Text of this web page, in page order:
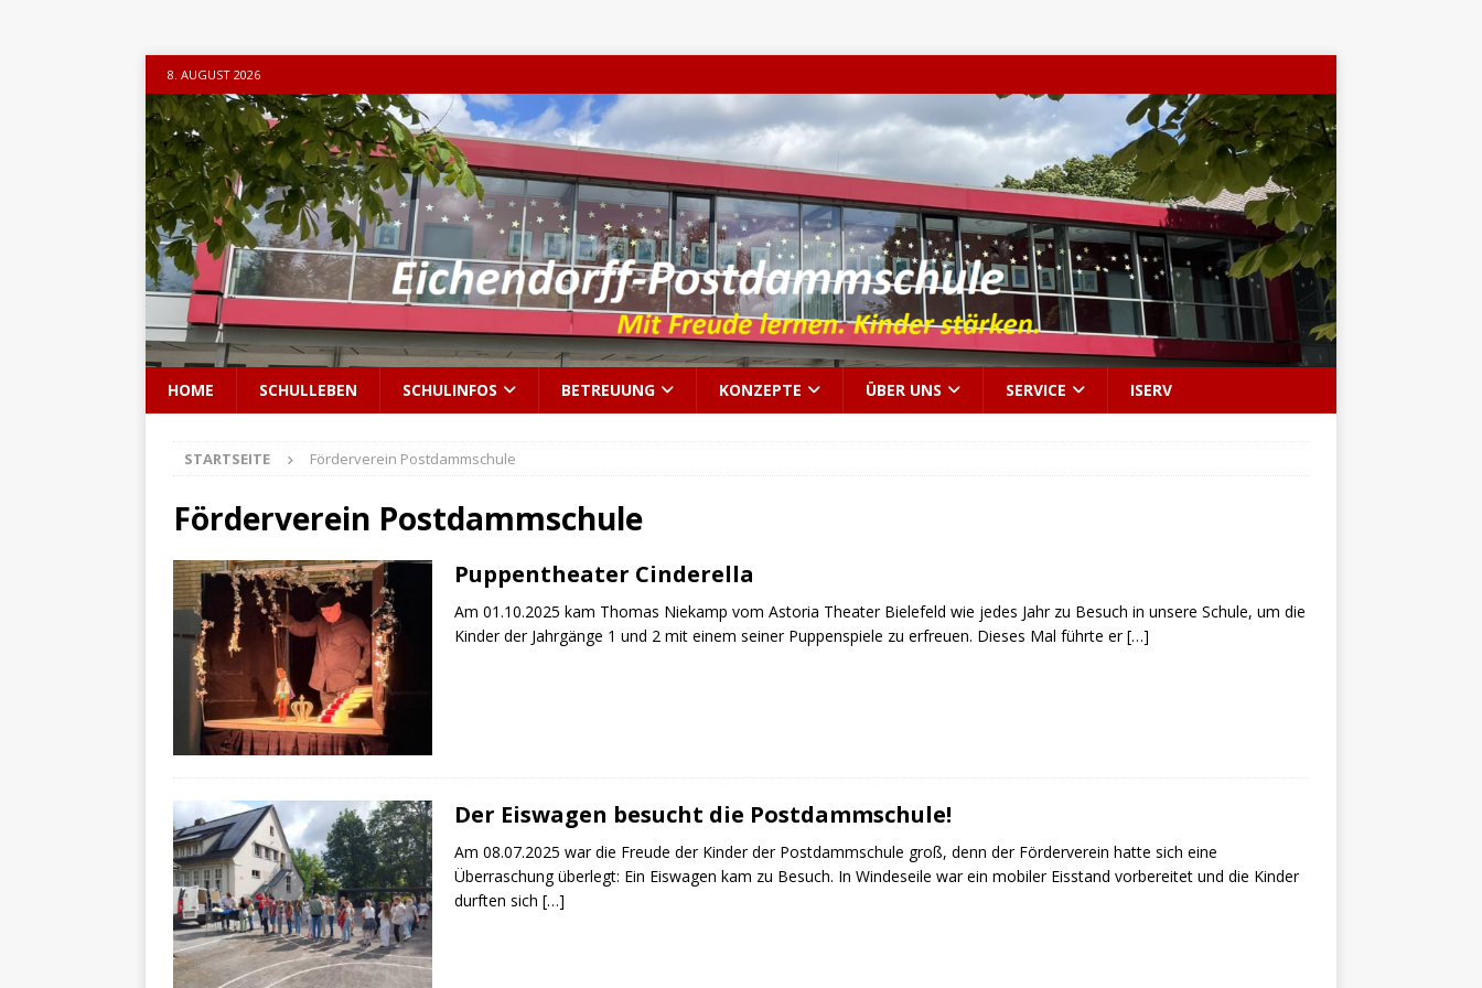
8. AUGUST 2026
HOME SCHULLEBEN SCHULINFOS BETREUUNG KONZEPTE ÜBER UNS SERVICE ISERV
STARTSEITE Förderverein Postdammschule
Förderverein Postdammschule
Puppentheater Cinderella
Am 01.10.2025 kam Thomas Niekamp vom Astoria Theater Bielefeld wie jedes Jahr zu Besuch in unsere Schule, um die
Kinder der Jahrgänge 1 und 2 mit einem seiner Puppenspiele zu erfreuen. Dieses Mal führte er[…]
Der Eiswagen besucht die Postdammschule!
Am 08.07.2025 war die Freude der Kinder der Postdammschule groß, denn der Förderverein hatte sich eine
Überraschung überlegt: Ein Eiswagen kam zu Besuch. In Windeseile war ein mobiler Eisstand vorbereitet und die Kinder
durften sich […]